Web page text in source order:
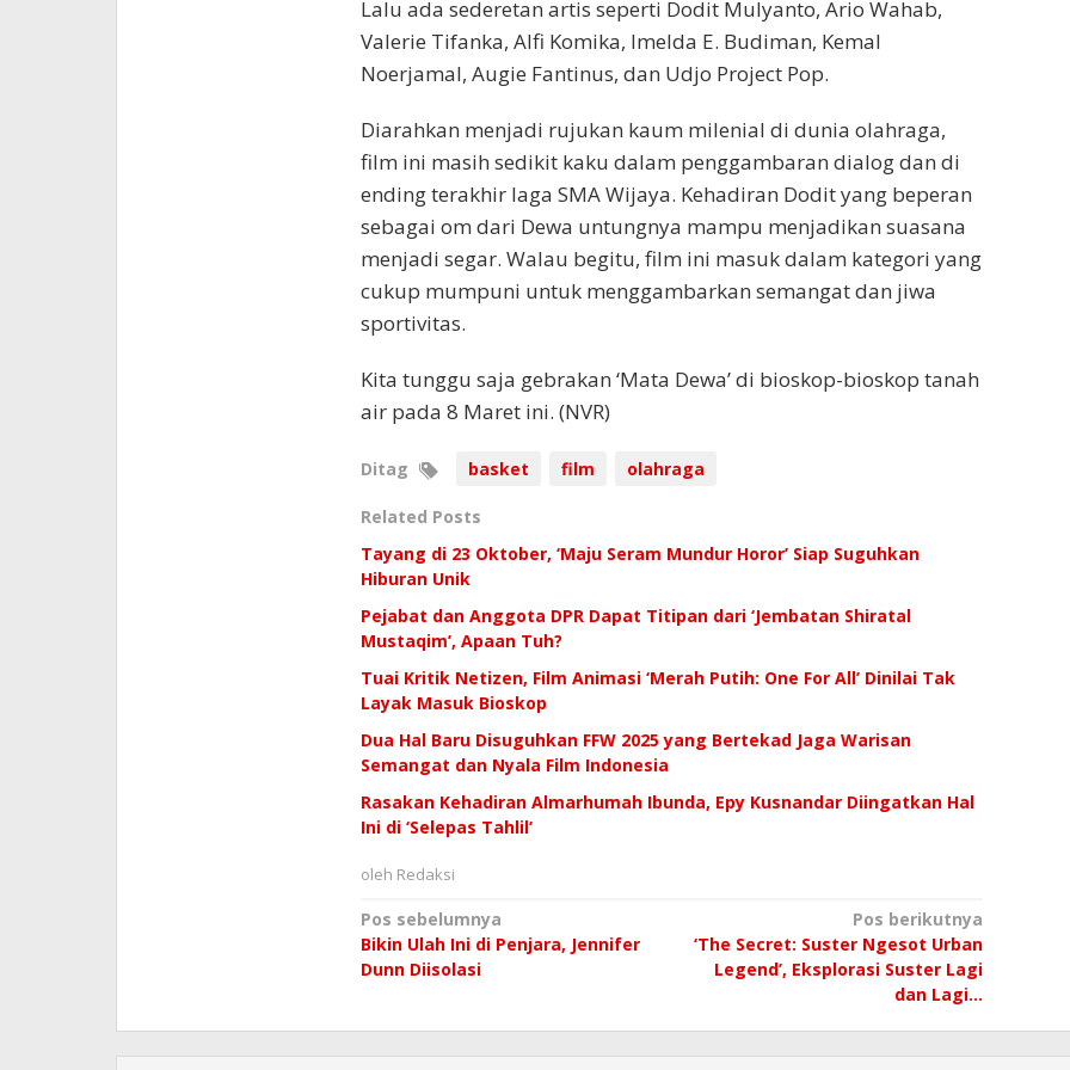
Lalu ada sederetan artis seperti Dodit Mulyanto, Ario Wahab,
Valerie Tifanka, Alfi Komika, Imelda E. Budiman, Kemal
Noerjamal, Augie Fantinus, dan Udjo Project Pop.
Diarahkan menjadi rujukan kaum milenial di dunia olahraga,
film ini masih sedikit kaku dalam penggambaran dialog dan di
ending terakhir laga SMA Wijaya. Kehadiran Dodit yang beperan
sebagai om dari Dewa untungnya mampu menjadikan suasana
menjadi segar. Walau begitu, film ini masuk dalam kategori yang
cukup mumpuni untuk menggambarkan semangat dan jiwa
sportivitas.
Kita tunggu saja gebrakan ‘Mata Dewa’ di bioskop-bioskop tanah
air pada 8 Maret ini. (NVR)
Ditag basket film olahraga
Related Posts
Tayang di 23 Oktober, ‘Maju Seram Mundur Horor’ Siap Suguhkan
Hiburan Unik
Pejabat dan Anggota DPR Dapat Titipan dari ‘Jembatan Shiratal
Mustaqim’, Apaan Tuh?
Tuai Kritik Netizen, Film Animasi ‘Merah Putih: One For All’ Dinilai Tak
Layak Masuk Bioskop
Dua Hal Baru Disuguhkan FFW 2025 yang Bertekad Jaga Warisan
Semangat dan Nyala Film Indonesia
Rasakan Kehadiran Almarhumah Ibunda, Epy Kusnandar Diingatkan Hal
Ini di ‘Selepas Tahlil’
oleh Redaksi
Navigasi
pos
Pos sebelumnya
Bikin Ulah Ini di Penjara, Jennifer
Dunn Diisolasi
Pos berikutnya
‘The Secret: Suster Ngesot Urban
Legend’, Eksplorasi Suster Lagi
dan Lagi…